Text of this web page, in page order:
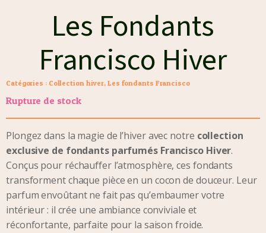
Les Fondants
Francisco Hiver
Catégories : Collection hiver, Les fondants Francisco
Rupture de stock
Plongez dans la magie de l’hiver avec notre collection
exclusive de fondants parfumés Francisco Hiver.
Conçus pour réchauffer l’atmosphère, ces fondants
transforment chaque pièce en un cocon de douceur. Leur
parfum envoûtant ne fait pas qu’embaumer votre
intérieur : il crée une ambiance conviviale et
réconfortante, parfaite pour la saison froide.